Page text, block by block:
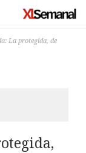
La protegida, de